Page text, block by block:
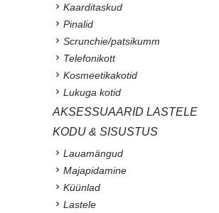
Kaarditaskud
Pinalid
Scrunchie/patsikumm
Telefonikott
Kosmeetikakotid
Lukuga kotid
AKSESSUAARID LASTELE
KODU & SISUSTUS
Lauamängud
Majapidamine
Küünlad
Lastele